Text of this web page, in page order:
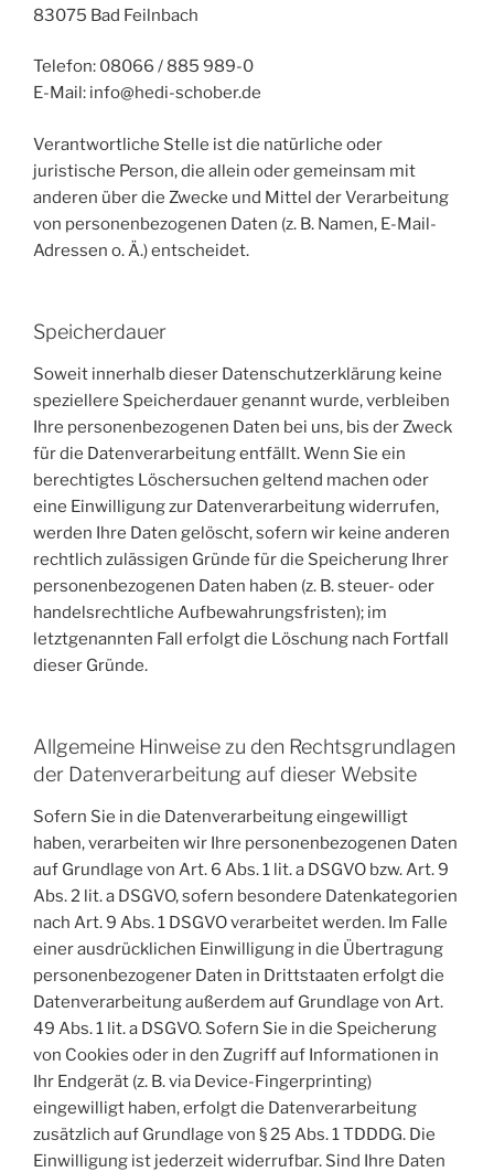
83075 Bad Feilnbach
Telefon: 08066 / 885 989-0
E-Mail: info@hedi-schober.de
Verantwortliche Stelle ist die natürliche oder
juristische Person, die allein oder gemeinsam mit
anderen über die Zwecke und Mittel der Verarbeitung
von personenbezogenen Daten (z. B. Namen, E-Mail-
Adressen o. Ä.) entscheidet.
Speicherdauer
Soweit innerhalb dieser Datenschutzerklärung keine
speziellere Speicherdauer genannt wurde, verbleiben
Ihre personenbezogenen Daten bei uns, bis der Zweck
für die Datenverarbeitung entfällt. Wenn Sie ein
berechtigtes Löschersuchen geltend machen oder
eine Einwilligung zur Datenverarbeitung widerrufen,
werden Ihre Daten gelöscht, sofern wir keine anderen
rechtlich zulässigen Gründe für die Speicherung Ihrer
personenbezogenen Daten haben (z. B. steuer- oder
handelsrechtliche Aufbewahrungsfristen); im
letztgenannten Fall erfolgt die Löschung nach Fortfall
dieser Gründe.
Allgemeine Hinweise zu den Rechtsgrundlagen
der Datenverarbeitung auf dieser Website
Sofern Sie in die Datenverarbeitung eingewilligt
haben, verarbeiten wir Ihre personenbezogenen Daten
auf Grundlage von Art. 6 Abs. 1 lit. a DSGVO bzw. Art. 9
Abs. 2 lit. a DSGVO, sofern besondere Datenkategorien
nach Art. 9 Abs. 1 DSGVO verarbeitet werden. Im Falle
einer ausdrücklichen Einwilligung in die Übertragung
personenbezogener Daten in Drittstaaten erfolgt die
Datenverarbeitung außerdem auf Grundlage von Art.
49 Abs. 1 lit. a DSGVO. Sofern Sie in die Speicherung
von Cookies oder in den Zugriff auf Informationen in
Ihr Endgerät (z. B. via Device-Fingerprinting)
eingewilligt haben, erfolgt die Datenverarbeitung
zusätzlich auf Grundlage von § 25 Abs. 1 TDDDG. Die
Einwilligung ist jederzeit widerrufbar. Sind Ihre Daten